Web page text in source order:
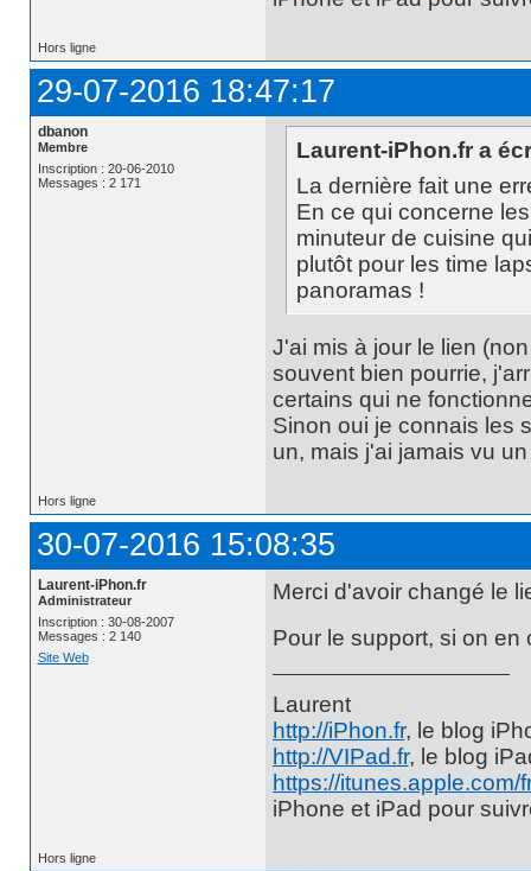
Hors ligne
29-07-2016 18:47:17
dbanon
Membre
Inscription : 20-06-2010
Messages : 2 171
Laurent-iPhon.fr a
La dernière fait une
En ce qui concerne
minuteur de cuisine
plutôt pour les time
panoramas !
J'ai mis à jour le lien
souvent bien pourrie,
certains qui ne
Sinon oui je connais les
un, mais j'ai jamais vu
Hors ligne
30-07-2016 15:08:35
Laurent-iPhon.fr
Administrateur
Inscription : 30-08-2007
Messages : 2 140
Site Web
Merci d'avoir changé le
Pour le support, si on
Laurent
http://iPhon.fr, le blog
http://VIPad.fr, le blog
https://
iPhone et iPad pour
Hors ligne